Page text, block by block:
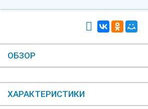
ОБЗОР
ХАРАКТЕРИСТИКИ